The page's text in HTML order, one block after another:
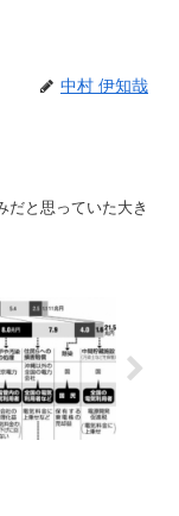
中村 伊知哉
だと思っていた大き